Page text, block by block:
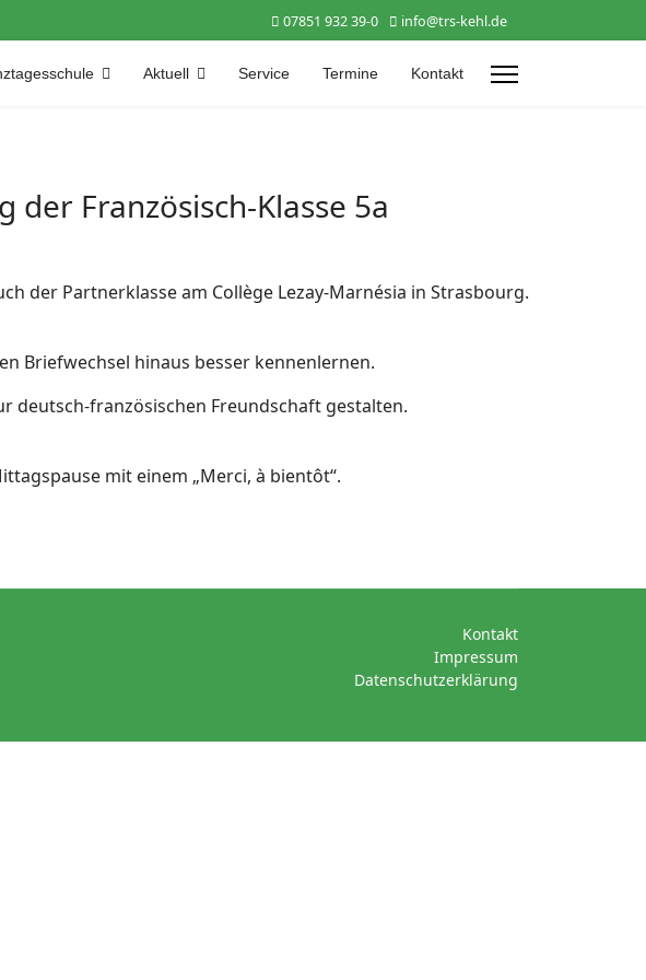
07851 932 39-0 info@trs-kehl.de
Aktuell Service Termine Kontakt
der Französisch-Klasse 5a
der Partnerklasse am Collège Lezay-Marnésia in Strasbourg.
Briefwechsel hinaus besser kennenlernen.
deutsch-französischen Freundschaft gestalten.
mit einem „Merci, à bientôt“.
Kontakt
Impressum
Datenschutzerklärung